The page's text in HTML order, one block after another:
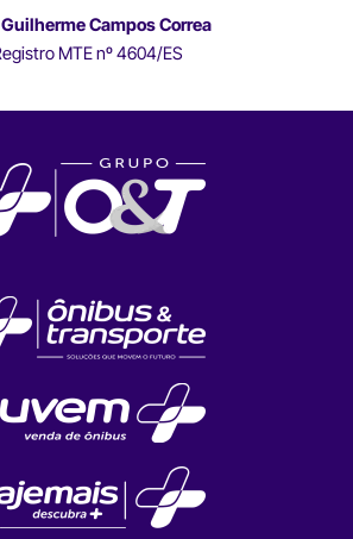
Campos Correa
MTE nº 4604/ES